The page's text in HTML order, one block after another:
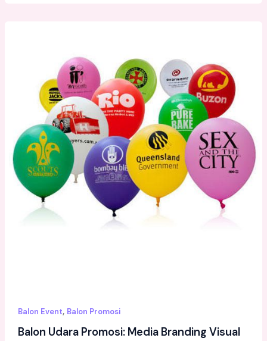
Balon Event, Balon Promosi
Balon Udara Promosi: Media Branding Visual